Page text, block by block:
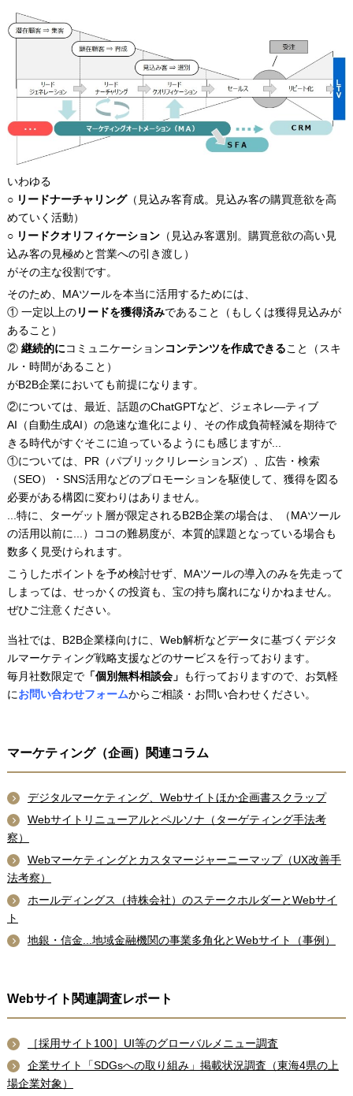
いわゆる
○ リードナーチャリング（見込み客育成。見込み客の購買意欲を高
めていく活動）
○ リードクオリフィケーション（見込み客選別。購買意欲の高い見
込み客の見極めと営業への引き渡し）
がその主な役割です。
そのため、MAツールを本当に活用するためには、
① 一定以上のリードを獲得済みであること（もしくは獲得見込みが
あること）
② 継続的にコミュニケーションコンテンツを作成できること（スキ
ル・時間があること）
がB2B企業においても前提になります。
②については、最近、話題のChatGPTなど、ジェネレ―ティブ
AI（自動生成AI）の急速な進化により、その作成負荷軽減を期待で
きる時代がすぐそこに迫っているようにも感じますが...
①については、PR（パブリックリレーションズ）、広告・検索
（SEO）・SNS活用などのプロモーションを駆使して、獲得を図る
必要がある構図に変わりはありません。
...特に、ターゲット層が限定されるB2B企業の場合は、（MAツール
の活用以前に...）ココの難易度が、本質的課題となっている場合も
数多く見受けられます。
こうしたポイントを予め検討せず、MAツールの導入のみを先走って
しまっては、せっかくの投資も、宝の持ち腐れになりかねません。
ぜひご注意ください。
当社では、B2B企業様向けに、Web解析などデータに基づくデジタ
ルマーケティング戦略支援などのサービスを行っております。
毎月社数限定で「個別無料相談会」 も行っておりますので、お気軽
にお問い合わせフォームからご相談・お問い合わせください。
マーケティング（企画）関連コラム
デジタルマーケティング、Webサイトほか企画書スクラップ
Webサイトリニューアルとペルソナ（ターゲティング手法考
察）
Webマーケティングとカスタマージャーニーマップ（UX改善手
法考察）
ホールディングス（持株会社）のステークホルダーとWebサイ
ト
地銀・信金...地域金融機関の事業多角化とWebサイト（事例）
Webサイト関連調査レポート
［採用サイト100］UI等のグローバルメニュー調査
企業サイト「SDGsへの取り組み」掲載状況調査（東海4県の上
場企業対象）